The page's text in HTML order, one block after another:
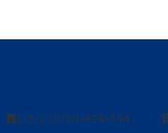
買いたい 0120-424-544